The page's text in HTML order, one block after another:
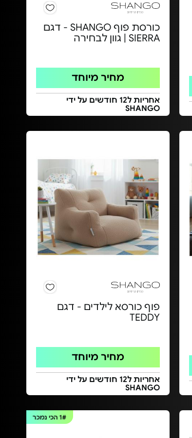
כורסת פוף SHANGO - דגם
SIERRA | גוון לבחירה
מחיר מיוחד
אחריות ל12 חודשים על ידי
SHANGO
פוף כורסא לילדים - דגם
TEDDY
מחיר מיוחד
אחריות ל12 חודשים על ידי
SHANGO
1# הכי נמכר